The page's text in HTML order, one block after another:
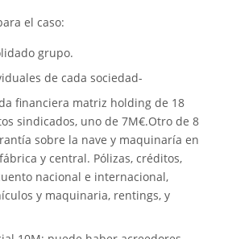
el caso:
grupo.
de cada sociedad-
financiera matriz holding de 18
sindicados, uno de 7M€.Otro de 8
sobre la nave y maquinaría en
y central. Pólizas, créditos,
nacional e internacional,
y maquinaria, rentings, y